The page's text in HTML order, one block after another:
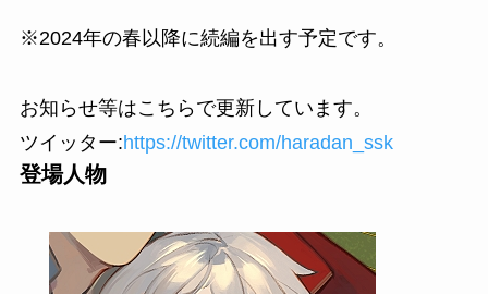
※2024年の春以降に続編を出す予定です。
お知らせ等はこちらで更新しています。
ツイッター:https://twitter.com/haradan_ssk
登場人物